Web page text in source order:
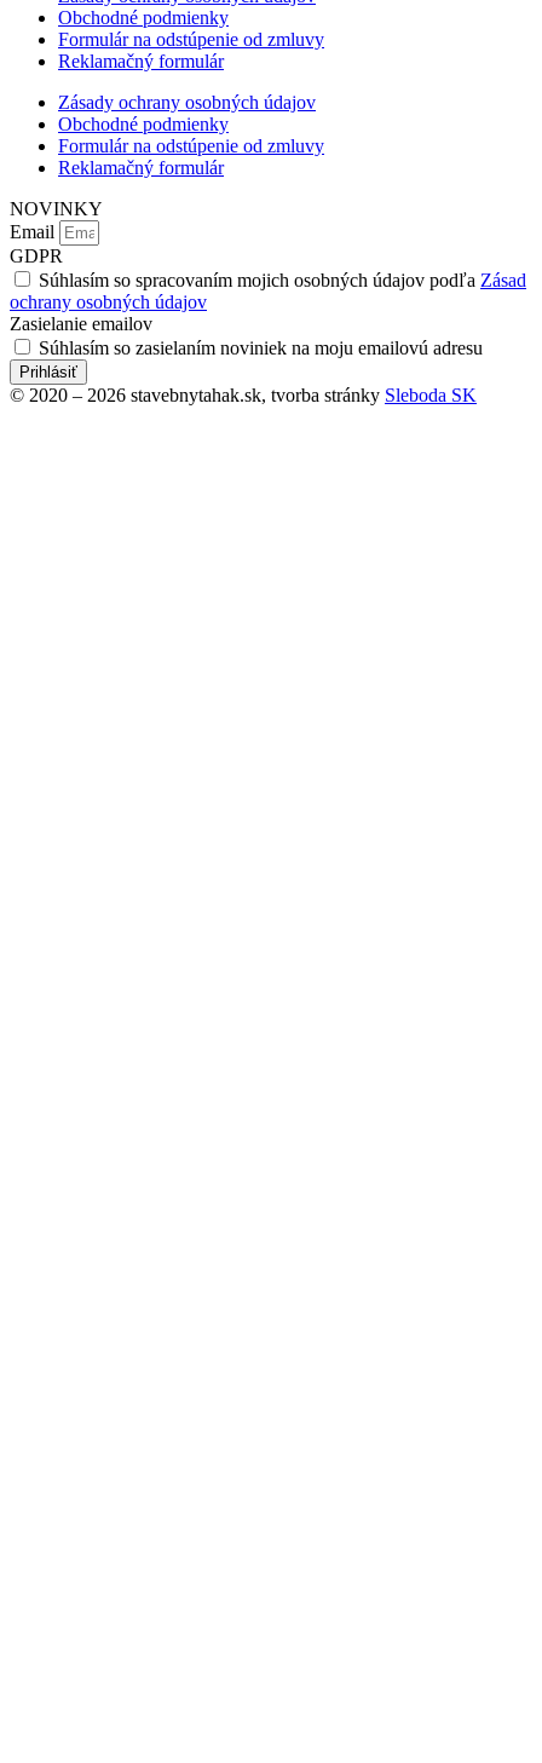
Obchodné podmienky
Formulár na odstúpenie od zmluvy
Reklamačný formulár
Zásady ochrany osobných údajov
Obchodné podmienky
Formulár na odstúpenie od zmluvy
Reklamačný formulár
NOVINKY
Email
GDPR
Súhlasím so spracovaním mojich osobných údajov podľa Zásad
ochrany osobných údajov
Zasielanie emailov
Súhlasím so zasielaním noviniek na moju emailovú adresu
Prihlásiť
© 2020 – 2026 stavebnytahak.sk, tvorba stránky Sleboda SK